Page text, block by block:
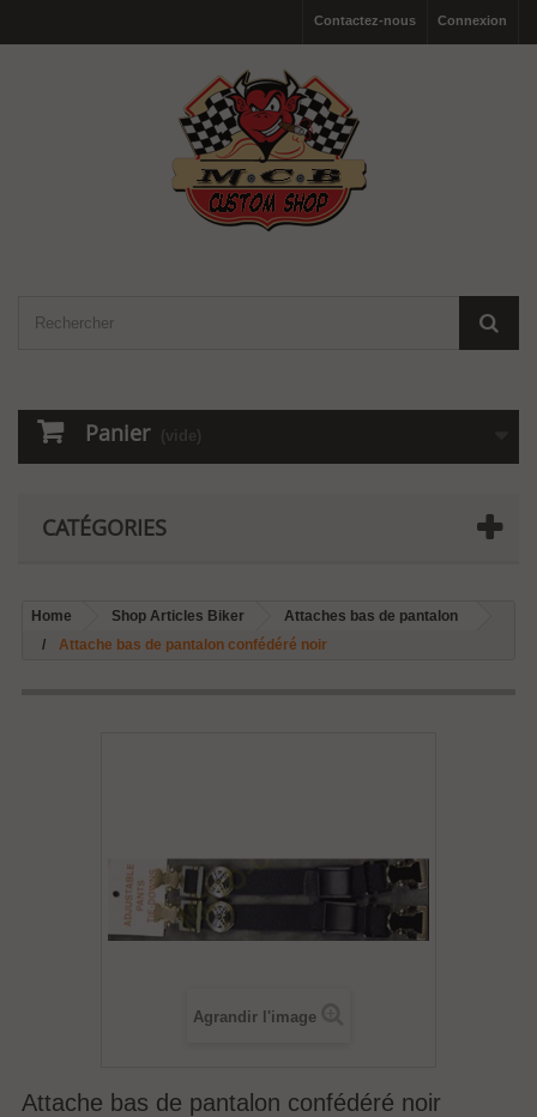
Connexion
Contactez-nous
Panier (vide)
CATÉGORIES
Home Shop Articles Biker
Attaches bas de pantalon
Attache bas de pantalon confédéré noir
Agrandir l'image
Attache bas de pantalon confédéré noir